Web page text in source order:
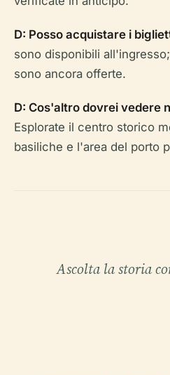
D: Posso acquistare i
sono disponibili
sono ancora offerte.
D: Cos'altro dovrei vedere
Esplorate il centro storico
basiliche e l'area del porto
Ascolta la storia